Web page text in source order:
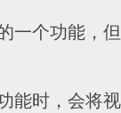
个功能，
时，会将